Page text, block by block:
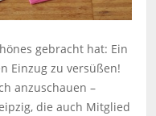
gebracht hat: Ein
Einzug zu versüßen!
anzuschauen –
die auch Mitglied